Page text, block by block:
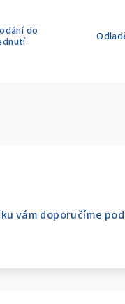
do
vám doporučíme